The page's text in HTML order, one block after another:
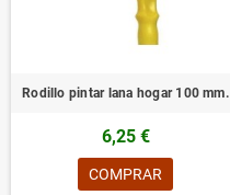
Rodillo pintar lana hogar 100 mm.
6,25 €
COMPRAR